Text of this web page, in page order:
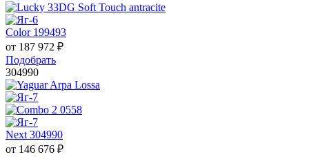
Color 199493
от 187 972 ₽
Подобрать
304990
Next 304990
от 146 676 ₽